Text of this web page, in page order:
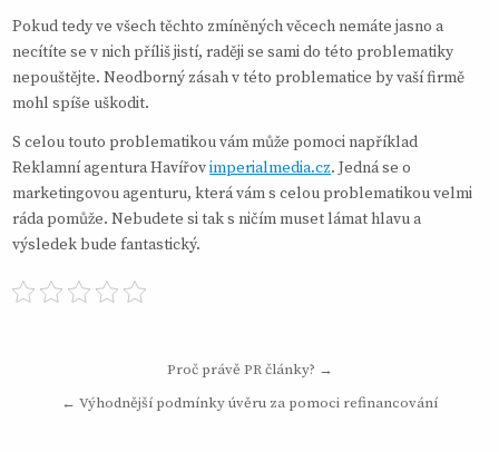
Pokud tedy ve všech těchto zmíněných věcech nemáte jasno a
necítíte se v nich příliš jistí, raději se sami do této problematiky
nepouštějte. Neodborný zásah v této problematice by vaší firmě
mohl spíše uškodit.
S celou touto problematikou vám může pomoci například
Reklamní agentura Havířovimperialmedia.cz. Jedná se o
marketingovou agenturu, která vám s celou problematikou velmi
ráda pomůže. Nebudete si tak s ničím muset lámat hlavu a
výsledek bude fantastický.
pro
Proč právě PR články? →
← Výhodnější podmínky úvěru za pomoci refinancování